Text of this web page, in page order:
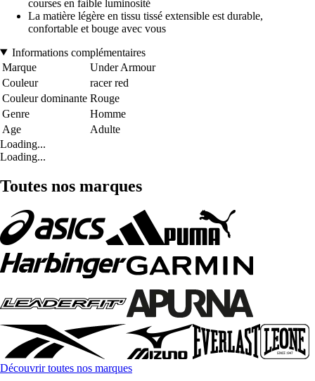
courses en faible luminosité
La matière légère en tissu tissé extensible est durable,
confortable et bouge avec vous
Informations complémentaires
Marque
Under Armour
Couleur
racer red
Couleur dominante Rouge
Genre
Homme
Age
Adulte
Loading...
Loading...
Toutes nos marques
Découvrir toutes nos marques